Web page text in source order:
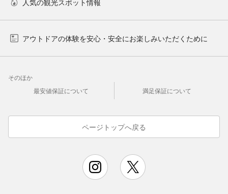
アウトドアの体験を安心・安全にお楽しみいただくために
そのほか
最安値保証について
満足保証について
ページトップへ戻る